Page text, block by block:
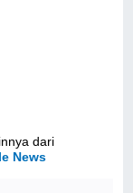
dari
News